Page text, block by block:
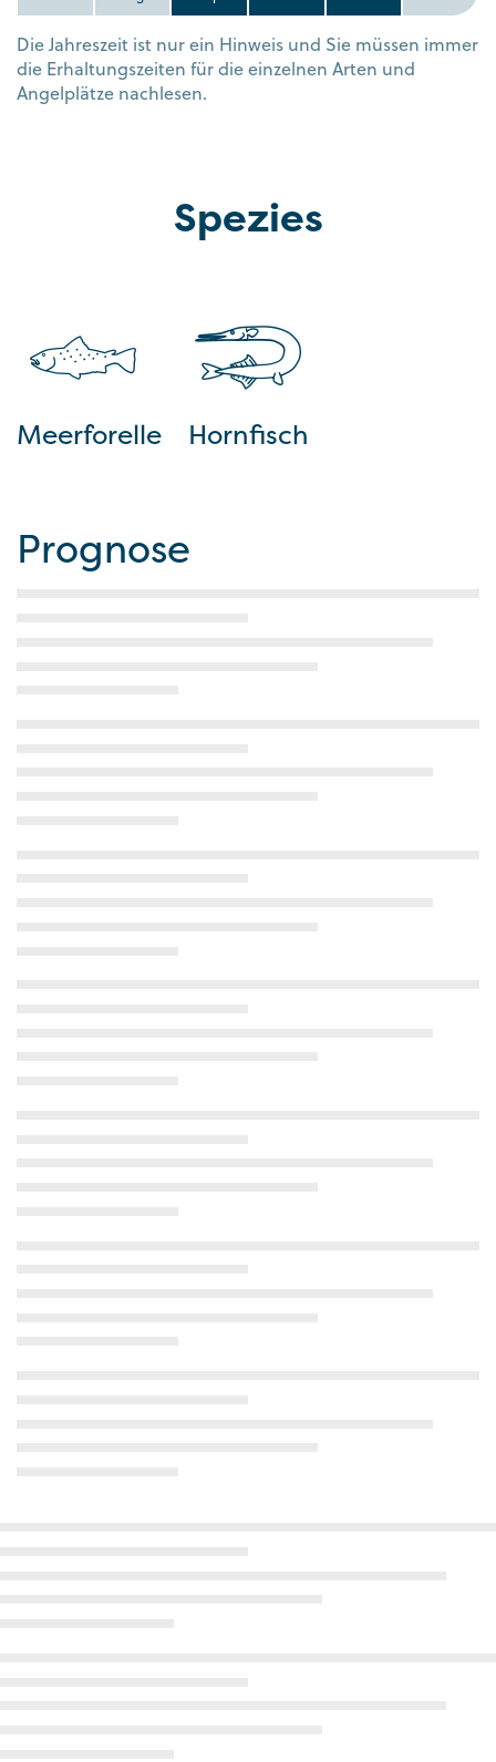
Die Jahreszeit ist nur ein Hinweis und Sie müssen immer
die Erhaltungszeiten für die einzelnen Arten und
Angelplätze nachlesen.
Spezies
Meerforelle Hornfisch
Prognose